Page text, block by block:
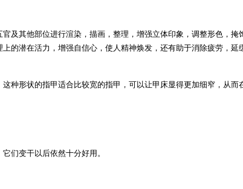
及其他部位进行渲染，描画，整理，增强立体印象，调整形色，
的潜在活力，增强自信心，使人精神焕发，还有助于消除疲劳，
种形状的指甲适合比较宽的指甲，可以让甲床显得更加细窄，从而
们变干以后依然十分好用。